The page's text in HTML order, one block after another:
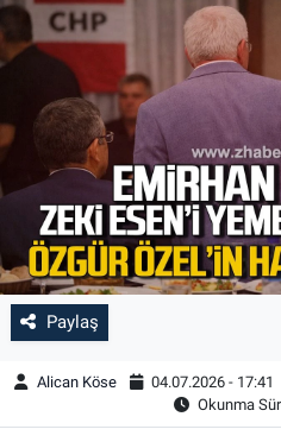
Paylaş
Alican Köse 04.07.2026 - 17:41
Okunma